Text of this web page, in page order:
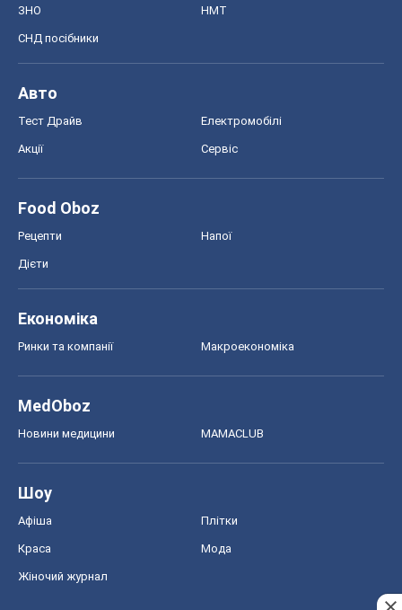
ЗНО НМТ
СНД посібники
Авто
Тест Драйв Електромобілі
Акції Сервіс
Food Oboz
Рецепти Напої
Дієти
Економіка
Ринки та компанії Макроекономіка
MedOboz
Новини медицини MAMACLUB
Шоу
Афіша Плітки
Краса Мода
Жіночий журнал